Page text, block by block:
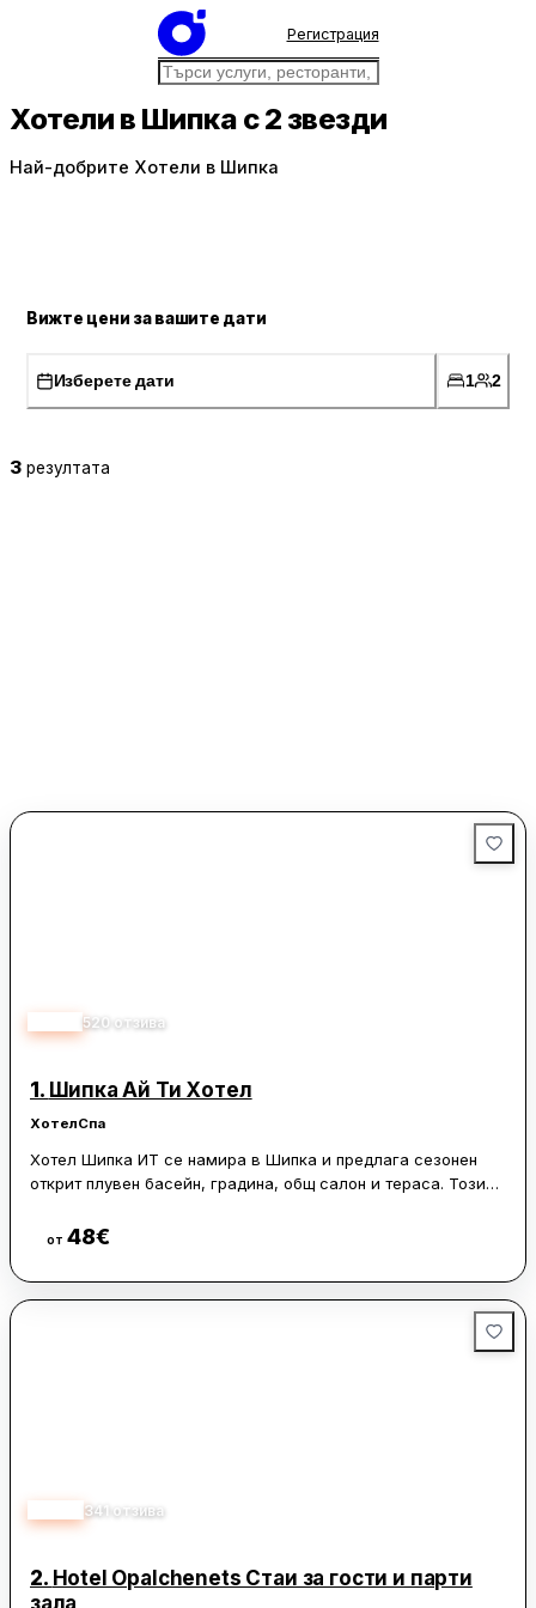
Регистрация
Хотели в Шипка с 2 звезди
Най-добрите Хотели в Шипка
Вижте цени за вашите дати
Изберете дати 1 2
3 резултата
520 отзива
1. Шипка Ай Ти Хотел
ХотелСпа
Хотел Шипка ИТ се намира в Шипка и предлага сезонен
открит плувен басейн, градина, общ салон и тераса. Този
част от стаите са с балкон и изглед към града.
На разположение е и хамам. В района на Шипка гостите
могат да практикуват колоездене. Етно село Етър е на 32
км от хотела, а търговски център Mall Galleria се намира на
от 48€
341 отзива
2. Hotel Opalchenets Стаи за гости и парти
зала